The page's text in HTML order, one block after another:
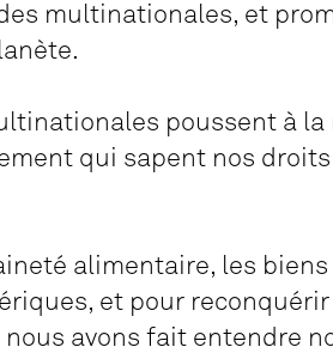
multinationales, et
poussent à la
qui sapent nos
alimentaire, les
et pour
avons fait entendre